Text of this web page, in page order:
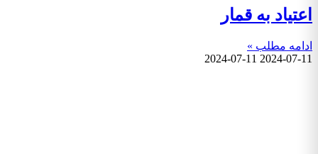
اعتیاد به قمار
ادامه مطلب »
2024-07-11
2024-07-11